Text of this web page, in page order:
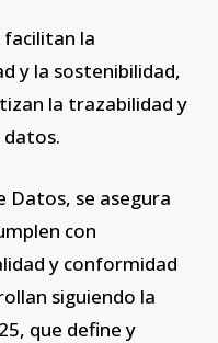
facilitan la
y la sostenibilidad,
la trazabilidad y
datos.
Datos, se asegura
con
y conformidad
siguiendo la
que define y